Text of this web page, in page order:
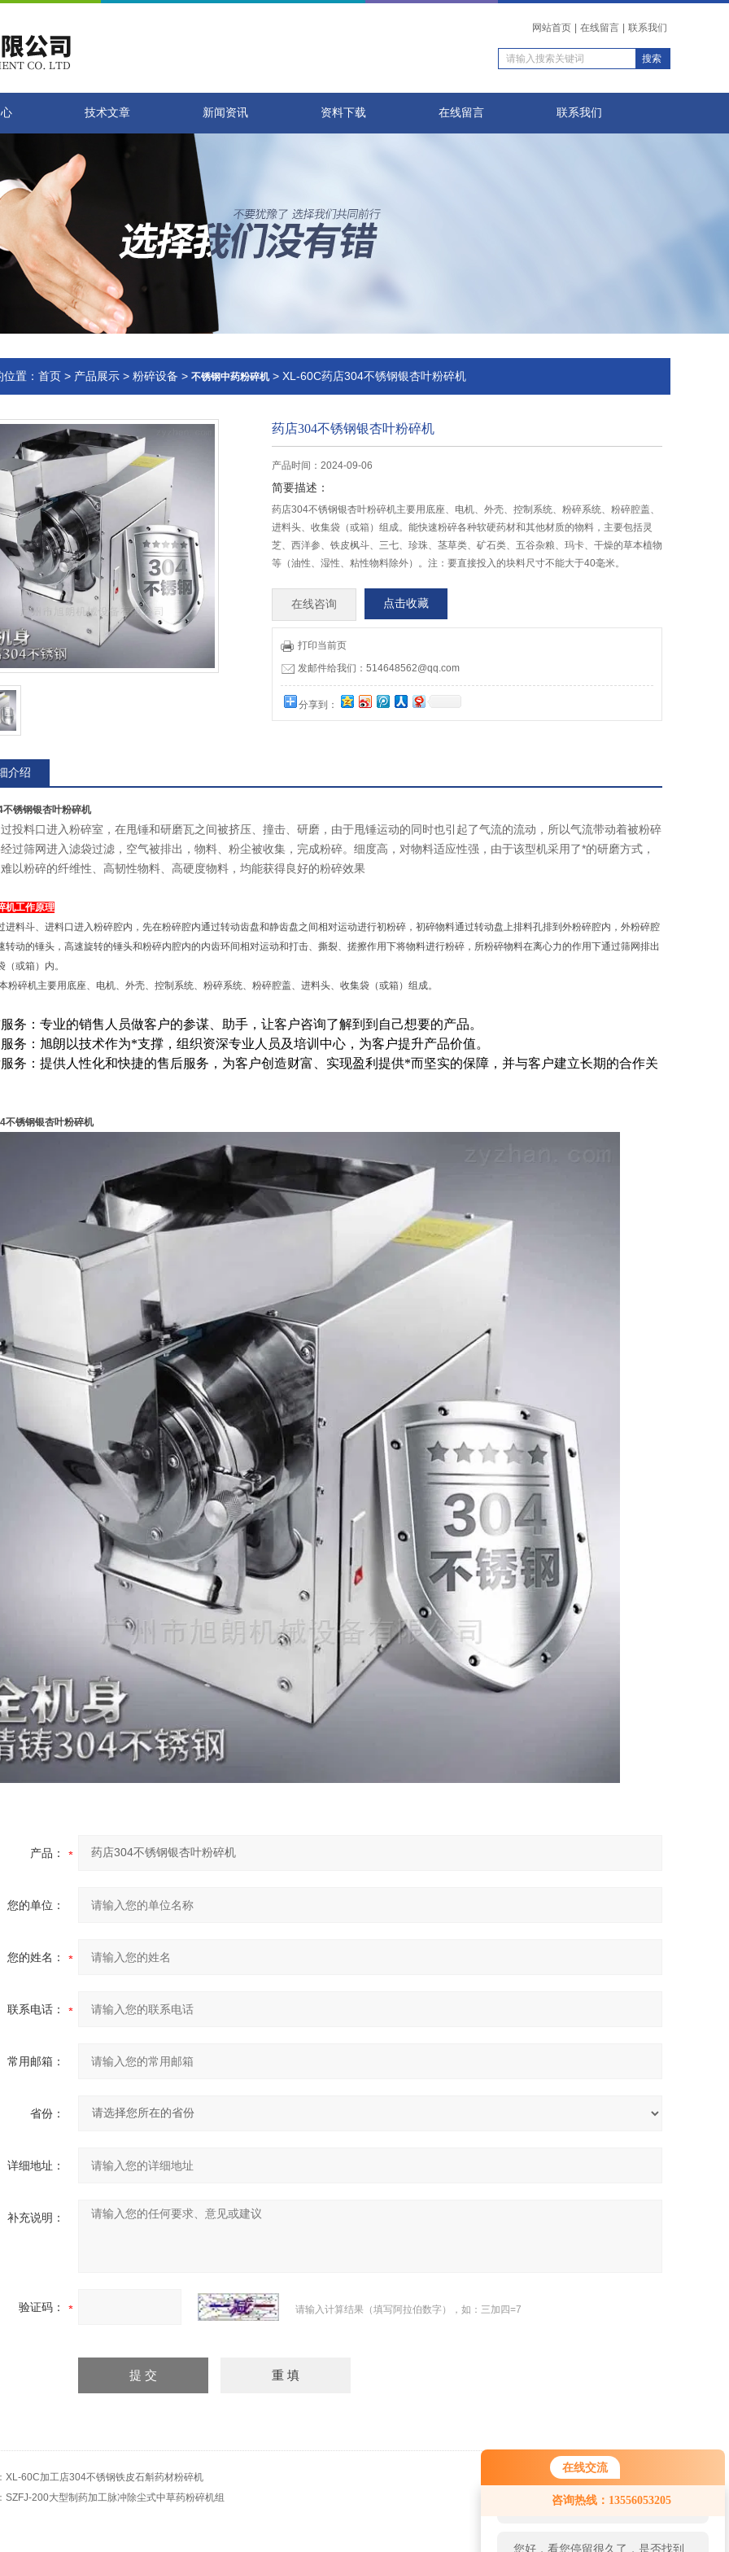
在线交流
咨询热线：13556053205
您好！欢迎前来咨询，很高兴为您
服务，请问您要咨询什么问题呢？
您好，看您停留很久了，是否找到
网站首页 在线留言 联系我们
技术文章 新闻资讯 资料下载 在线留言 联系我们
置： 首页 > 产品展示 > 粉碎设备 > 不锈钢中药粉碎机> XL-60C药店304不锈钢银杏叶粉碎机
药店304不锈钢银杏叶粉碎机
产品时间：2024-09-06
简要描述：
药店304不锈钢银杏叶粉碎机主要用底座、电机、外壳、控制系统、粉碎系统、粉碎腔盖、
进料头、收集袋（或箱）组成。能快速粉碎各种软硬药材和其他材质的物料，主要包括灵
芝、西洋参、铁皮枫斗、三七、珍珠、茎草类、矿石类、五谷杂粮、玛卡、干燥的草本植物
等（油性、湿性、粘性物料除外）。注：要直接投入的块料尺寸不能大于40毫米。
在线咨询 点击收藏
打印当前页
发邮件给我们：514648562@qq.com
分享到：
介绍
不锈钢银杏叶粉碎机
投料口进入粉碎室，在甩锤和研磨瓦之间被挤压、撞击、研磨，由于甩锤运动的同时也引起了气流的流动，所以气流带动着被粉碎
过筛网进入滤袋过滤，空气被排出，物料、粉尘被收集，完成粉碎。细度高，对物料适应性强，由于该型机采用了*的研磨方式，
以粉碎的纤维性、高韧性物料、高硬度物料，均能获得良好的粉碎效果
机工作原理
进料斗、进料口进入粉碎腔内，先在粉碎腔内通过转动齿盘和静齿盘之间相对运动进行初粉碎，初碎物料通过转动盘上排料孔排到外粉碎腔内，外粉碎腔
转动的锤头，高速旋转的锤头和粉碎内腔内的内齿环间相对运动和打击、撕裂、搓擦作用下将物料进行粉碎，所粉碎物料在离心力的作用下通过筛网排出
（或箱）内。
粉碎机主要用底座、电机、外壳、控制系统、粉碎系统、粉碎腔盖、进料头、收集袋（或箱）组成。
务：专业的销售人员做客户的参谋、助手，让客户咨询了解到到自己想要的产品。
务：旭朗以技术作为*支撑，组织资深专业人员及培训中心，为客户提升产品价值。
务：提供人性化和快捷的售后服务，为客户创造财富、实现盈利提供*而坚实的保障，并与客户建立长期的合作关
不锈钢银杏叶粉碎机
产品：
您的单位：
您的姓名：
联系电话：
常用邮箱：
省份：
详细地址：
补充说明：
验证码： 请输入计算结果（填写阿拉伯数字），如：三加四=7
XL-60C加工店304不锈钢铁皮石斛药材粉碎机
SZFJ-200大型制药加工脉冲除尘式中草药粉碎机组
返回